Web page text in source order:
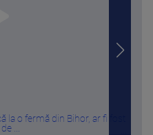
la o fermă din Bihor, ar fi fost
...